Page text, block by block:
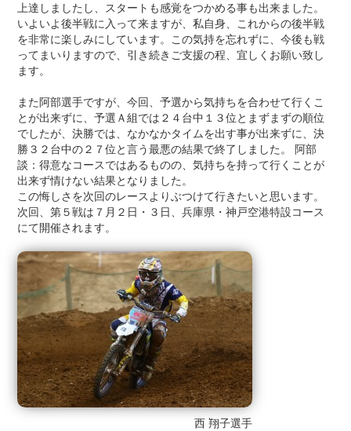
上達しましたし、スタートも感覚をつかめる事も出来ました。
いよいよ後半戦に入って来ますが、私自身、これからの後半戦
を非常に楽しみにしています。この気持を忘れずに、今後も戦
ってまいりますので、引き続きご支援の程、宜しくお願い致し
ます。
また阿部選手ですが、今回、予選から気持ちを合わせて行くこ
とが出来ずに、予選Ａ組では２４台中１３位とまずまずの順位
でしたが、決勝では、なかなかタイムを出す事が出来ずに、決
勝３２台中の２７位と言う最悪の結果で終了しました。 阿部
談：得意なコースではあるものの、気持ちを持って行くことが
出来ず情けない結果となりました。
この悔しさを次回のレースよりぶつけて行きたいと思います。
次回、第５戦は７月２日・３日、兵庫県・神戸空港特設コース
にて開催されます。
西 翔子選手